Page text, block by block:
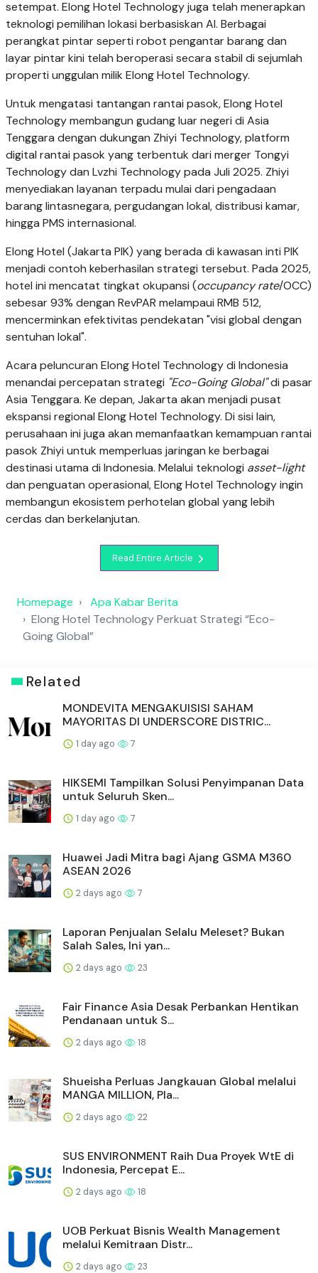
setempat. Elong Hotel Technology juga telah menerapkan
teknologi pemilihan lokasi berbasiskan AI. Berbagai
perangkat pintar seperti robot pengantar barang dan
layar pintar kini telah beroperasi secara stabil di sejumlah
properti unggulan milik Elong Hotel Technology.
Untuk mengatasi tantangan rantai pasok, Elong Hotel
Technology membangun gudang luar negeri di Asia
Tenggara dengan dukungan Zhiyi Technology, platform
digital rantai pasok yang terbentuk dari merger Tongyi
Technology dan Lvzhi Technology pada Juli 2025. Zhiyi
menyediakan layanan terpadu mulai dari pengadaan
barang lintasnegara, pergudangan lokal, distribusi kamar,
hingga PMS internasional.
Elong Hotel (Jakarta PIK) yang berada di kawasan inti PIK
menjadi contoh keberhasilan strategi tersebut. Pada 2025,
hotel ini mencatat tingkat okupansi (occupancy rate/OCC)
sebesar 93% dengan RevPAR melampaui RMB 512,
mencerminkan efektivitas pendekatan "visi global dengan
sentuhan lokal".
Acara peluncuran Elong Hotel Technology di Indonesia
menandai percepatan strategi "Eco-Going Global"di pasar
Asia Tenggara. Ke depan, Jakarta akan menjadi pusat
ekspansi regional Elong Hotel Technology. Di sisi lain,
perusahaan ini juga akan memanfaatkan kemampuan rantai
pasok Zhiyi untuk memperluas jaringan ke berbagai
destinasi utama di Indonesia. Melalui teknologi asset-light
dan penguatan operasional, Elong Hotel Technology ingin
membangun ekosistem perhotelan global yang lebih
cerdas dan berkelanjutan.
Read Entire Article
Homepage
Apa Kabar Berita
Elong Hotel Technology Perkuat Strategi “Eco-
Going Global”
Related
MONDEVITA MENGAKUISISI SAHAM
MAYORITAS DI UNDERSCORE DISTRIC...
1 day ago 7
HIKSEMI Tampilkan Solusi Penyimpanan Data
untuk Seluruh Sken...
1 day ago 7
Huawei Jadi Mitra bagi Ajang GSMA M360
ASEAN 2026
2 days ago 7
Laporan Penjualan Selalu Meleset? Bukan
Salah Sales, Ini yan...
2 days ago 23
Fair Finance Asia Desak Perbankan Hentikan
Pendanaan untuk S...
2 days ago 18
Shueisha Perluas Jangkauan Global melalui
MANGA MILLION, Pla...
2 days ago 22
SUS ENVIRONMENT Raih Dua Proyek WtE di
Indonesia, Percepat E...
2 days ago 18
UOB Perkuat Bisnis Wealth Management
melalui Kemitraan Distr...
2 days ago 23